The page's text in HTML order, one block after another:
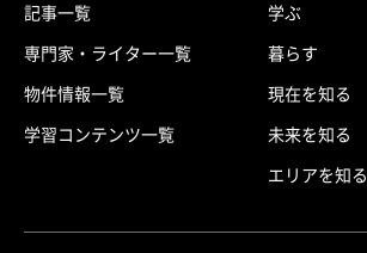
記事一覧
専門家・ライター一覧
物件情報一覧
学習コンテンツ一覧
学ぶ
暮らす
現在を知る
未来を知る
エリアを知る